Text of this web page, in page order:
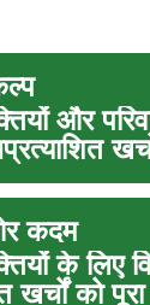
और
कदम
के लिए
खर्चों को